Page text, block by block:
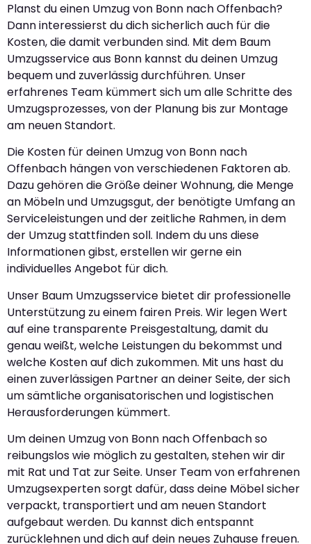
Planst du einen Umzug von Bonn nach Offenbach?
Dann interessierst du dich sicherlich auch für die
Kosten, die damit verbunden sind. Mit dem Baum
Umzugsservice aus Bonn kannst du deinen Umzug
bequem und zuverlässig durchführen. Unser
erfahrenes Team kümmert sich um alle Schritte des
Umzugsprozesses, von der Planung bis zur Montage
am neuen Standort.
Die Kosten für deinen Umzug von Bonn nach
Offenbach hängen von verschiedenen Faktoren ab.
Dazu gehören die Größe deiner Wohnung, die Menge
an Möbeln und Umzugsgut, der benötigte Umfang an
Serviceleistungen und der zeitliche Rahmen, in dem
der Umzug stattfinden soll. Indem du uns diese
Informationen gibst, erstellen wir gerne ein
individuelles Angebot für dich.
Unser Baum Umzugsservice bietet dir professionelle
Unterstützung zu einem fairen Preis. Wir legen Wert
auf eine transparente Preisgestaltung, damit du
genau weißt, welche Leistungen du bekommst und
welche Kosten auf dich zukommen. Mit uns hast du
einen zuverlässigen Partner an deiner Seite, der sich
um sämtliche organisatorischen und logistischen
Herausforderungen kümmert.
Um deinen Umzug von Bonn nach Offenbach so
reibungslos wie möglich zu gestalten, stehen wir dir
mit Rat und Tat zur Seite. Unser Team von erfahrenen
Umzugsexperten sorgt dafür, dass deine Möbel sicher
verpackt, transportiert und am neuen Standort
aufgebaut werden. Du kannst dich entspannt
zurücklehnen und dich auf dein neues Zuhause freuen.